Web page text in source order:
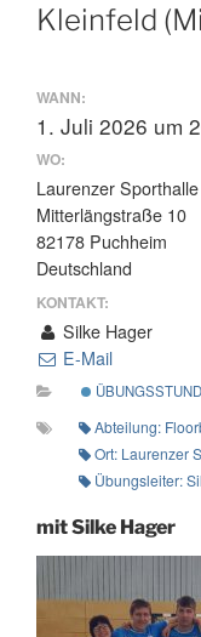
Kleinfeld
WANN:
1. Juli 2026 um
WO:
Laurenzer Sporthalle
Mitterlängstraße 10
82178 Puchheim
Deutschland
KONTAKT:
Silke Hager
E-Mail
Abteilung:
Ort: Laurenzer
Übungsleiter:
mit Silke Hager